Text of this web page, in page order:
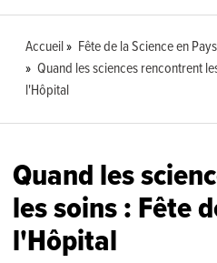
Accueil Fête de la Science en
Quand les sciences rencontrent
l'Hôpital
Quand les
les soins : Fête
l'Hôpital